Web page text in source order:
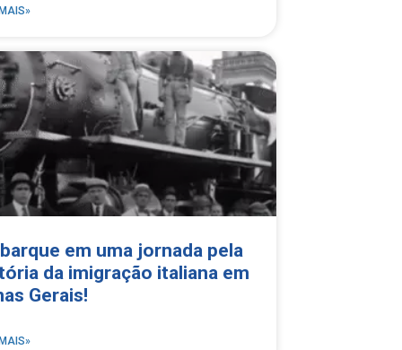
em uma jornada pela
da imigração italiana em
Gerais!